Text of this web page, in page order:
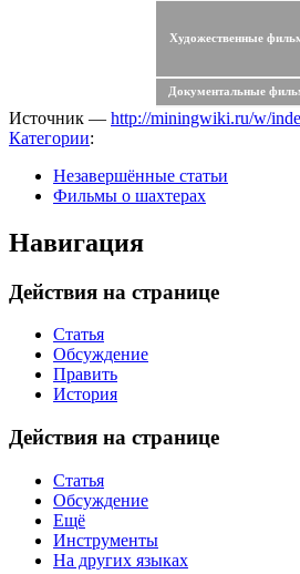
Художественные
Документальные
Источник — http://miningwiki.ru/w/
Категории:
Незавершённые статьи
Фильмы о шахтерах
Навигация
Действия на странице
Статья
Обсуждение
Править
История
Действия на странице
Статья
Обсуждение
Ещё
Инструменты
На других языках